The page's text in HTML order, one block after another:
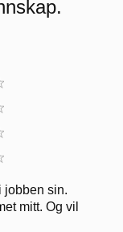
jobben sin.
mitt. Og vil